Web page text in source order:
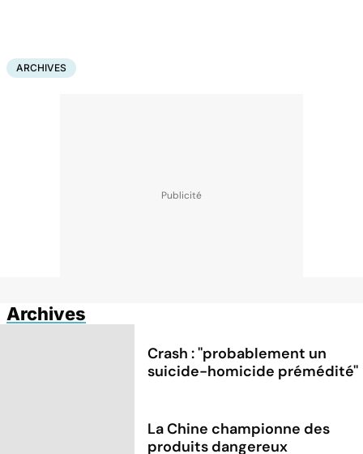
ARCHIVES
Archives
Crash : ''probablement un
suicide-homicide prémédité''
La Chine championne des
produits dangereux